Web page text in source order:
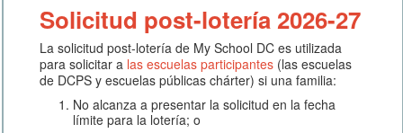
Solicitud post-lotería 2026-27
La solicitud post-lotería de My School DC es utilizada
para solicitar a las escuelas participantes (las escuelas
de DCPS y escuelas públicas chárter) si una familia:
No alcanza a presentar la solicitud en la fecha
límite para la lotería; o